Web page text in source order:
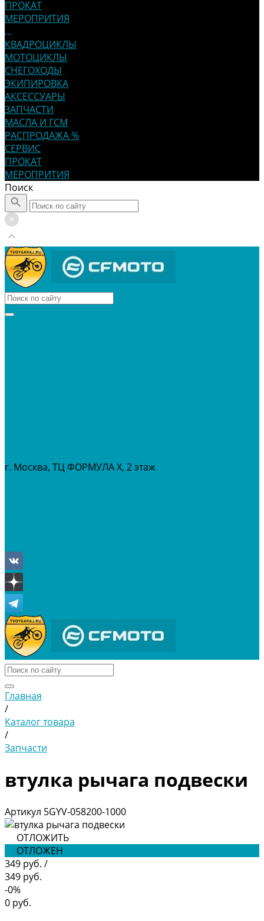
ПРОКАТ
МЕРОПРИТИЯ
...
КВАДРОЦИКЛЫ
МОТОЦИКЛЫ
СНЕГОХОДЫ
ЭКИПИРОВКА
АКСЕССУАРЫ
ЗАПЧАСТИ
МАСЛА И ГСМ
РАСПРОДАЖА %
СЕРВИС
ПРОКАТ
МЕРОПРИТИЯ
Поиск
г. Москва, ТЦ ФОРМУЛА Х, 2 этаж
Главная
/
Каталог товара
/
Запчасти
втулка рычага подвески
Артикул 5GYV-058200-1000
ОТЛОЖИТЬ
ОТЛОЖЕН
349 руб. /
349 руб.
-0%
0 руб.